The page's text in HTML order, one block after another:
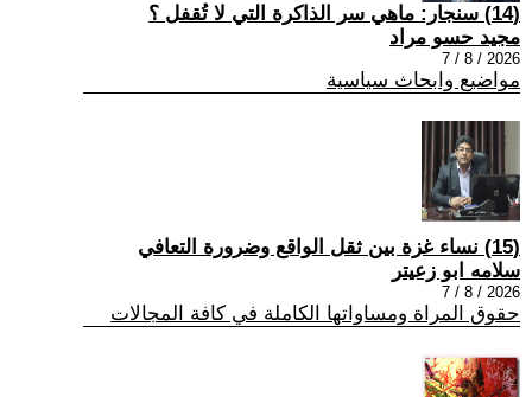
(14) سنجار: ماهي سر الذاكرة التي لا تُقفل ؟
مجيد حسو مراد
2026 / 8 / 7
مواضيع وابحاث سياسية
(15) نساء غزة بين ثقل الواقع وضرورة التعافي
سلامه ابو زعيتر
2026 / 8 / 7
حقوق المراة ومساواتها الكاملة في كافة المجالات